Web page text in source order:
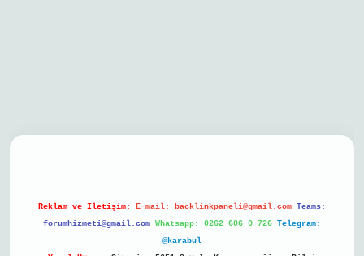
Reklam ve İletişim: E-mail: backlinkpaneli@gmail.com Teams:
forumhizmeti@gmail.com Whatsapp: 0262 606 0 726 Telegram:
@karabul